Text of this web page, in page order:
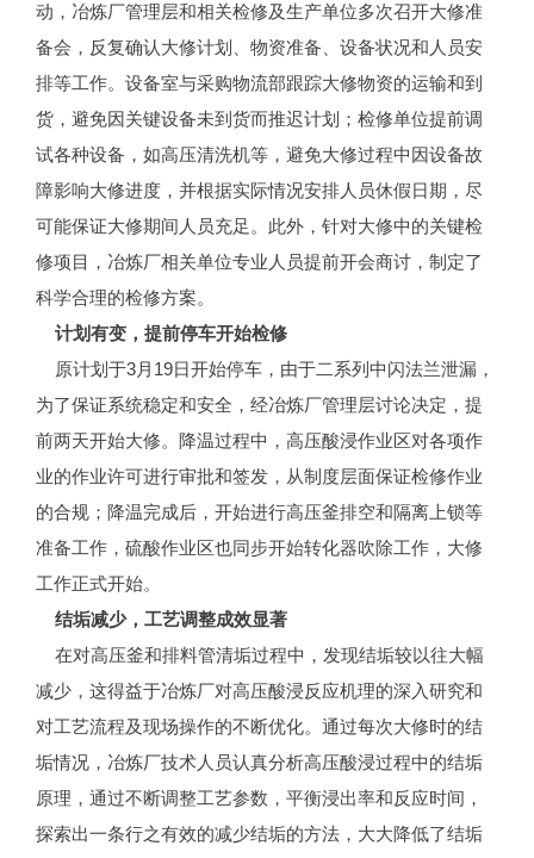
动，冶炼厂管理层和相关检修及生产单位多次召开大修准
备会，反复确认大修计划、物资准备、设备状况和人员安
排等工作。设备室与采购物流部跟踪大修物资的运输和到
货，避免因关键设备未到货而推迟计划；检修单位提前调
试各种设备，如高压清洗机等，避免大修过程中因设备故
障影响大修进度，并根据实际情况安排人员休假日期，尽
可能保证大修期间人员充足。此外，针对大修中的关键检
修项目，冶炼厂相关单位专业人员提前开会商讨，制定了
科学合理的检修方案。
计划有变，提前停车开始检修
原计划于3月19日开始停车，由于二系列中闪法兰泄漏，
为了保证系统稳定和安全，经冶炼厂管理层讨论决定，提
前两天开始大修。降温过程中，高压酸浸作业区对各项作
业的作业许可进行审批和签发，从制度层面保证检修作业
的合规；降温完成后，开始进行高压釜排空和隔离上锁等
准备工作，硫酸作业区也同步开始转化器吹除工作，大修
工作正式开始。
结垢减少，工艺调整成效显著
在对高压釜和排料管清垢过程中，发现结垢较以往大幅
减少，这得益于冶炼厂对高压酸浸反应机理的深入研究和
对工艺流程及现场操作的不断优化。通过每次大修时的结
垢情况，冶炼厂技术人员认真分析高压酸浸过程中的结垢
原理，通过不断调整工艺参数，平衡浸出率和反应时间，
探索出一条行之有效的减少结垢的方法，大大降低了结垢